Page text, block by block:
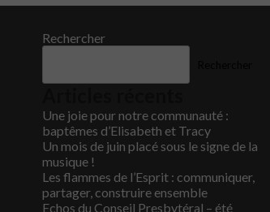
Rechercher
Une joie pour notre communauté :
baptêmes d’Elisabeth et Tracy
Un mois de juin placé sous le signe de la
musique !
Les flammes de l’Esprit : communiquer,
partager, construire ensemble
Echos du Conseil Presbytéral – été